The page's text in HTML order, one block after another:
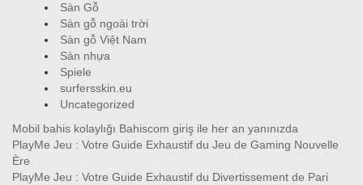
Sàn Gỗ
Sàn gỗ ngoài trời
Sàn gỗ Việt Nam
Sàn nhựa
Spiele
surfersskin.eu
Uncategorized
Mobil bahis kolaylığı Bahiscom giriş ile her an yanınızda
PlayMe Jeu : Votre Guide Exhaustif du Jeu de Gaming Nouvelle
Ère
PlayMe Jeu : Votre Guide Exhaustif du Divertissement de Pari